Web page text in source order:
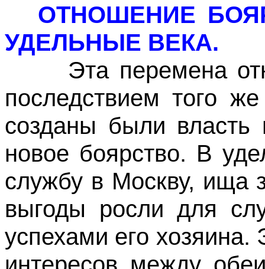
ОТНОШЕНИЕ
УДЕЛЬНЫЕ ВЕКА.
Эта перемена
последствием того
созданы были власть
новое боярство. В
службу в Москву, ища
выгоды росли для
успехами его хозяина.